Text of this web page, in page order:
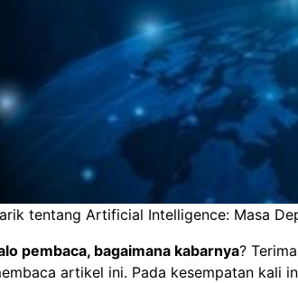
tentang Artificial Intelligence: Masa
pembaca, bagaimana kabarnya?
artikel ini. Pada kesempatan kali